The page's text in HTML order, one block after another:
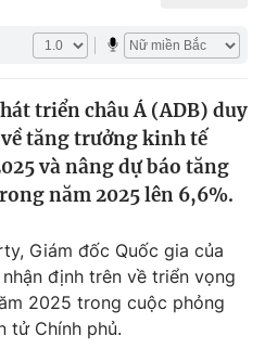
triển châu Á (ADB) duy
tăng trưởng kinh tế
và nâng dự báo tăng
năm 2025 lên 6,6%.
Giám đốc Quốc gia của
định trên về triển vọng
2025 trong cuộc phỏng
tử Chính phủ.